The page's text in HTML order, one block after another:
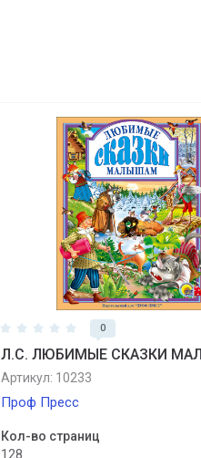
0
Л.С. ЛЮБИМЫЕ СКАЗКИ
Артикул: 10233
Проф Пресс
Кол-во страниц
128